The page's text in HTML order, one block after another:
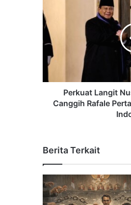
Perkuat Langit
Canggih Rafale
Berita Terkait